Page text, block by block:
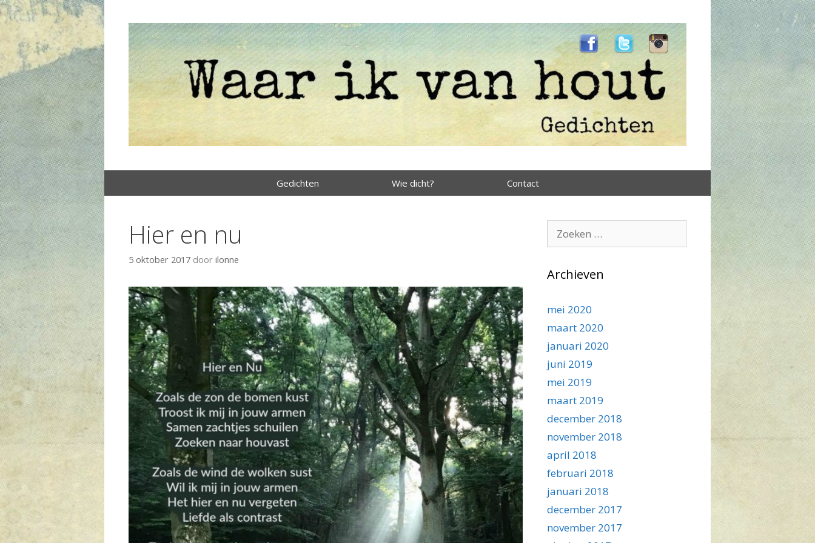
Spring
naar
inhoud
Gedichten Wie dicht? Contact
Hier en nu
5 oktober 2017 door ilonne
Zoeken
naar:
Archieven
mei 2020
maart 2020
januari 2020
juni 2019
mei 2019
maart 2019
december 2018
november 2018
april 2018
februari 2018
januari 2018
december 2017
november 2017